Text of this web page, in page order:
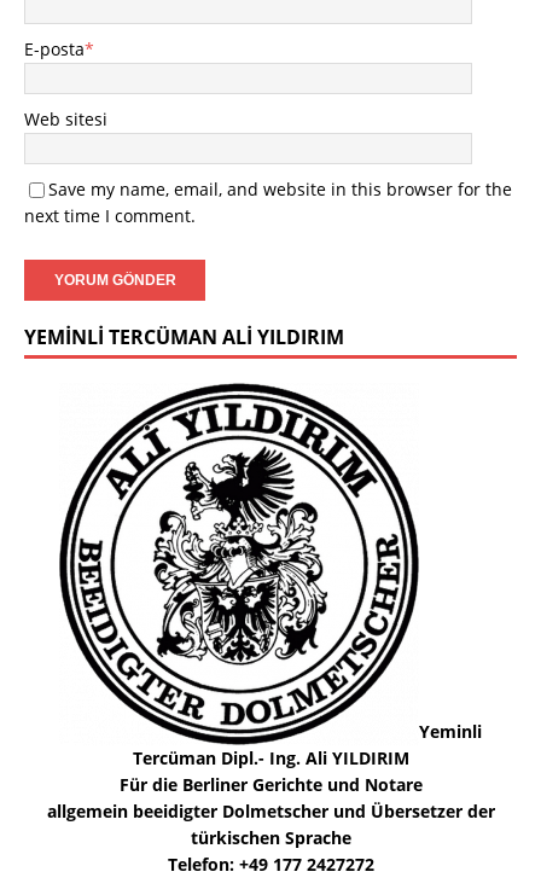
E-posta*
Web sitesi
Save my name, email, and website in this browser for the
next time I comment.
YEMINLI TERCÜMAN ALI YILDIRIM
Yeminli
Tercüman Dipl.- Ing. Ali YILDIRIM
Für die Berliner Gerichte und Notare
allgemein beeidigter Dolmetscher und Übersetzer der
türkischen Sprache
Telefon: +49 177 2427272